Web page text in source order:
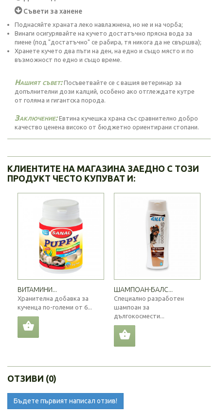
Съвети за ханене
Поднасяйте храната леко навлажнена, но не и на чорба;
Винаги осигурявайте на кучето достатъчно прясна вода за
пиене (под "достатъчно" се рабира, тя никога да не свършва);
Хранете кучето два пъти на ден, на едно и също място и по
възможност по едно и също време.
Нашият съвет:Посъветвайте се с вашия ветеринар за
допълнителни дози калций, особено ако отглеждате кутре
от голяма и гигантска порода.
Заключение:Евтина кучешка храна със сравнително добро
качество ценена високо от бюджетно ориентирани стопани.
КЛИЕНТИТЕ НА МАГАЗИНА ЗАЕДНО С ТОЗИ
ПРОДУКТ ЧЕСТО КУПУВАТ И:
ВИТАМИНИ...
Хранителна добавка за
кученца по-големи от 6...
ШАМПОАН-БАЛС...
Специално разработен
шампоан за
дългокосмести...
ОТЗИВИ (0)
Бъдете първият написал отзив!